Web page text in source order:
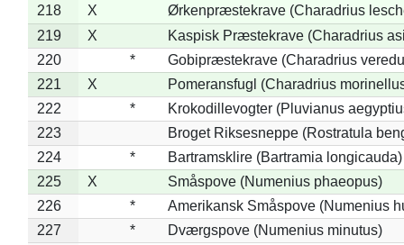
218
X
Ørkenpræstekrave (Charadrius
219
X
Kaspisk Præstekrave (Charadrius
220
*
Gobipræstekrave (Charadrius
221
X
Pomeransfugl (Charadrius
222
*
Krokodillevogter (Pluvianus
223
Broget Riksesneppe (Rostratula
224
*
Bartramsklire (Bartramia longicauda)
225
X
Småspove (Numenius phaeopus)
226
*
Amerikansk Småspove (Numenius
227
*
Dværgspove (Numenius minutus)